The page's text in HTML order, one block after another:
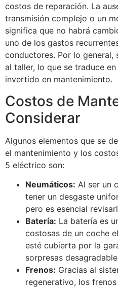
costos de reparación. La
transmisión complejo o un
significa que no habrá
uno de los gastos
conductores. Por lo general,
al taller, lo que se traduce
invertido en mantenimiento.
Costos de
Considerar
Algunos elementos que se
el mantenimiento y los
5 eléctrico son:
Neumáticos: Al ser un
tener un desgaste
pero es esencial
Batería: La batería es
costosas de un coche
esté cubierta por la
sorpresas
Frenos: Gracias al
regenerativo, los